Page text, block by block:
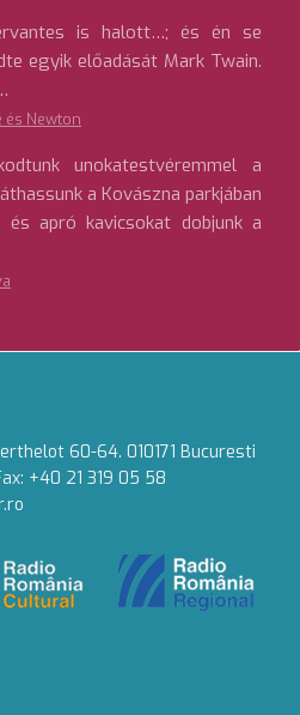
is halott…; és én se
egyik előadását Mark Twain.
és Newton
unokatestvéremmel a
a Kovászna parkjában
apró kavicsokat dobjunk a
60-64. 010171 Bucuresti
+40 21 319 05 58